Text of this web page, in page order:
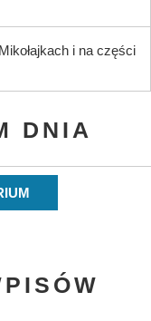
i na części
DNIA